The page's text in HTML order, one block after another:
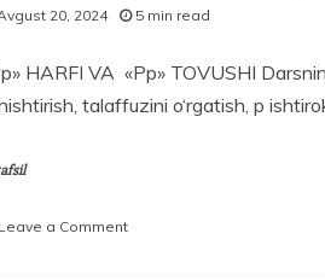
20, 2024 5 min read
HARFI VA «Pp» TOVUSHI
talaffuzini o‘rgatish, p
Leave a Commenton